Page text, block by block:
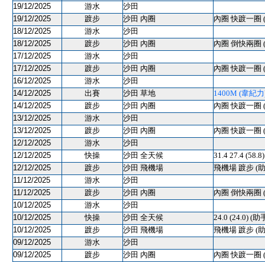
19/12/2025
游水
沙田
19/12/2025
踱步 沙田 內圈
內圈 快踱一圈
18/12/2025
游水
沙田
18/12/2025
踱步 沙田 內圈
內圈 倒快兩圈
17/12/2025
游水
沙田
17/12/2025
踱步 沙田 內圈
內圈 快踱一圈
16/12/2025
游水
沙田
14/12/2025
出賽 沙田 草地
1400M (韋紀
14/12/2025
踱步 沙田 內圈
內圈 快踱一圈
13/12/2025
游水
沙田
13/12/2025
踱步 沙田 內圈
內圈 快踱一圈
12/12/2025
游水
沙田
12/12/2025
快操 沙田 全天候
31.4 27.4
12/12/2025
踱步 沙田 飛機場
飛機場 踱步 (
11/12/2025
游水
沙田
11/12/2025
踱步 沙田 內圈
內圈 倒快兩圈
10/12/2025
游水
沙田
10/12/2025
快操 沙田 全天候
24.0 (24.0) (助
10/12/2025
踱步 沙田 飛機場
飛機場 踱步 (
09/12/2025
游水
沙田
09/12/2025
踱步 沙田 內圈
內圈 快踱一圈